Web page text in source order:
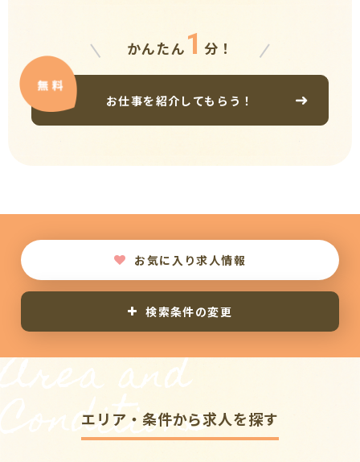
かんたん 1 分！
お仕事を紹介してもらう！
お気に入り求人情報
検索条件の変更
Area and
Conditions
エリア・条件から求人を探す